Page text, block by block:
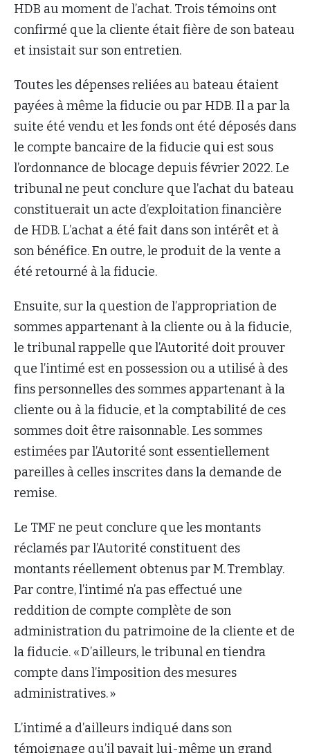
HDB au moment de l’achat. Trois témoins ont
confirmé que la cliente était fière de son bateau
et insistait sur son entretien.
Toutes les dépenses reliées au bateau étaient
payées à même la fiducie ou par HDB. Il a par la
suite été vendu et les fonds ont été déposés dans
le compte bancaire de la fiducie qui est sous
l’ordonnance de blocage depuis février 2022. Le
tribunal ne peut conclure que l’achat du bateau
constituerait un acte d’exploitation financière
de HDB. L’achat a été fait dans son intérêt et à
son bénéfice. En outre, le produit de la vente a
été retourné à la fiducie.
Ensuite, sur la question de l’appropriation de
sommes appartenant à la cliente ou à la fiducie,
le tribunal rappelle que l’Autorité doit prouver
que l’intimé est en possession ou a utilisé à des
fins personnelles des sommes appartenant à la
cliente ou à la fiducie, et la comptabilité de ces
sommes doit être raisonnable. Les sommes
estimées par l’Autorité sont essentiellement
pareilles à celles inscrites dans la demande de
remise.
Le TMF ne peut conclure que les montants
réclamés par l’Autorité constituent des
montants réellement obtenus par M. Tremblay.
Par contre, l’intimé n’a pas effectué une
reddition de compte complète de son
administration du patrimoine de la cliente et de
la fiducie. « D’ailleurs, le tribunal en tiendra
compte dans l’imposition des mesures
administratives. »
L’intimé a d’ailleurs indiqué dans son
témoignage qu’il payait lui-même un grand